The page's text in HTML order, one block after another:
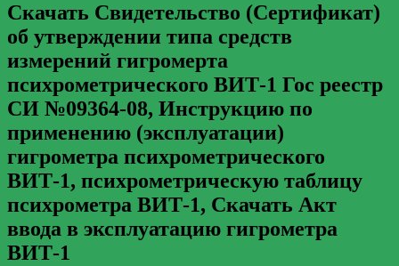
Скачать Свидетельство (Сертификат)
об утверждении типа средств
измерений гигромерта
психрометрического ВИТ-1 Гос реестр
СИ №09364-08, Инструкцию по
применению (эксплуатации)
гигрометра психрометрического
ВИТ-1, психрометрическую таблицу
психрометра ВИТ-1, Скачать Акт
ввода в эксплуатацию гигрометра
ВИТ-1